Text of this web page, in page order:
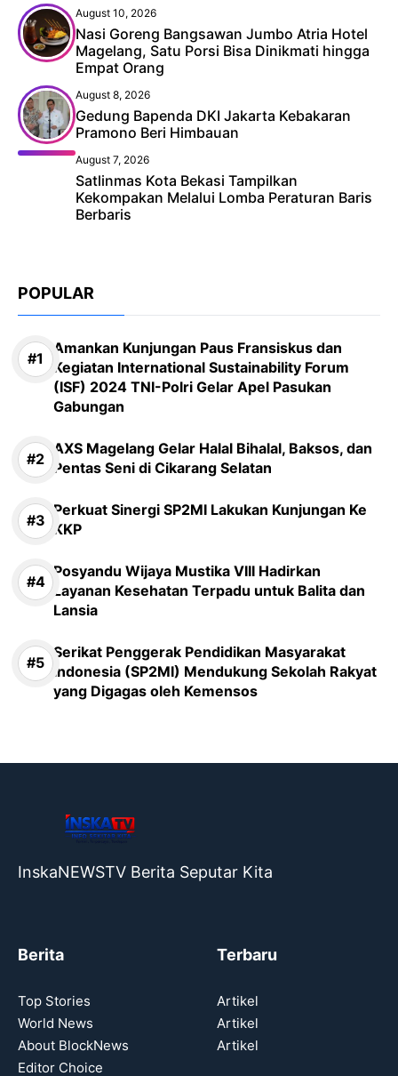
August 10, 2026
Nasi Goreng Bangsawan Jumbo Atria Hotel
Magelang, Satu Porsi Bisa Dinikmati hingga
Empat Orang
August 8, 2026
Gedung Bapenda DKI Jakarta Kebakaran
Pramono Beri Himbauan
August 7, 2026
Satlinmas Kota Bekasi Tampilkan
Kekompakan Melalui Lomba Peraturan Baris
Berbaris
POPULAR
Amankan Kunjungan Paus Fransiskus dan
Kegiatan International Sustainability Forum
(ISF) 2024 TNI-Polri Gelar Apel Pasukan
Gabungan
AXS Magelang Gelar Halal Bihalal, Baksos, dan
Pentas Seni di Cikarang Selatan
Perkuat Sinergi SP2MI Lakukan Kunjungan Ke
KKP
Posyandu Wijaya Mustika VIII Hadirkan
Layanan Kesehatan Terpadu untuk Balita dan
Lansia
Serikat Penggerak Pendidikan Masyarakat
Indonesia (SP2MI) Mendukung Sekolah Rakyat
yang Digagas oleh Kemensos
InskaNEWSTV Berita Seputar Kita
Berita
Top Stories
World News
About BlockNews
Editor Choice
Terbaru
Artikel
Artikel
Artikel